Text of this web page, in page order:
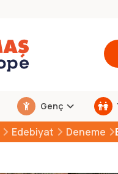
Genç
Edebiyat Deneme